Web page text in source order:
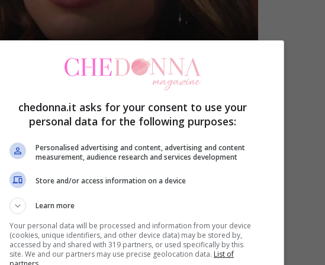
e spoiler per le puntate in onda in Italia
direttamente dalla madrepatria,
della soap opera è un anno avanti e
le storie dei
di Beautifulsulle nuove puntate in onda su
chedonna.it asks for your consent to use your
personal data for the following purposes:
Personalised advertising and content, advertising and content
measurement, audience research and services development
Store and/or access information on a device
Learn more
Your personal data will be processed and information from your device
(cookies, unique identifiers, and other device data) may be stored by,
accessed by and shared with 319 partners, or used specifically by this
site. We and our partners may use precise geolocation data. List of